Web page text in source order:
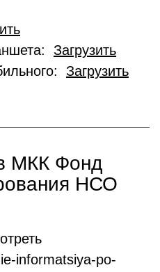
Загрузить
Загрузить
МКК Фонд
НСО
informatsiya-po-